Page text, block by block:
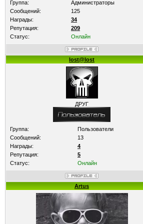
Группа:
Администраторы
Сообщений:
125
Награды:
34
Репутация:
209
Статус:
Онлайн
lost@lost
ДРУГ
Группа:
Пользователи
Сообщений:
13
Награды:
4
Репутация:
5
Статус:
Онлайн
Artus